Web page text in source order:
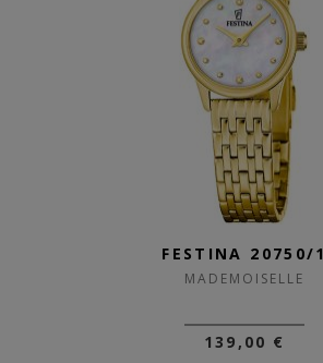
FESTINA 20750/1
MADEMOISELLE
139,00 €